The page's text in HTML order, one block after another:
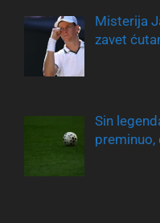
Misterija
zavet
Sin